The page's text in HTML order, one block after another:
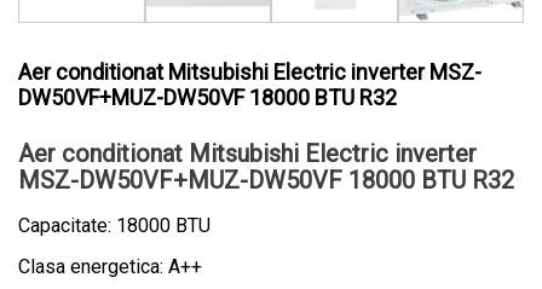
Aer conditionat Mitsubishi Electric inverter MSZ-
DW50VF+MUZ-DW50VF 18000 BTU R32
Aer conditionat Mitsubishi Electric inverter
MSZ-DW50VF+MUZ-DW50VF 18000 BTU R32
Capacitate: 18000 BTU
Clasa energetica: A++